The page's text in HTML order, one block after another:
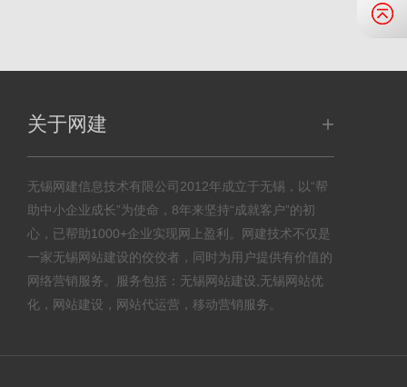
关于网建 +
无锡网建信息技术有限公司2012年成立于无锡，以“帮
助中小企业成长”为使命，8年来坚持“成就客户”的初
心，已帮助1000+企业实现网上盈利。网建技术不仅是
一家无锡网站建设的佼佼者，同时为用户提供有价值的
网络营销服务。服务包括：无锡网站建设,无锡网站优
化，网站建设，网站代运营，移动营销服务。